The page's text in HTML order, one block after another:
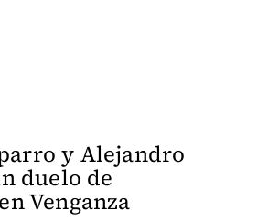
y Alejandro
duelo de
Venganza